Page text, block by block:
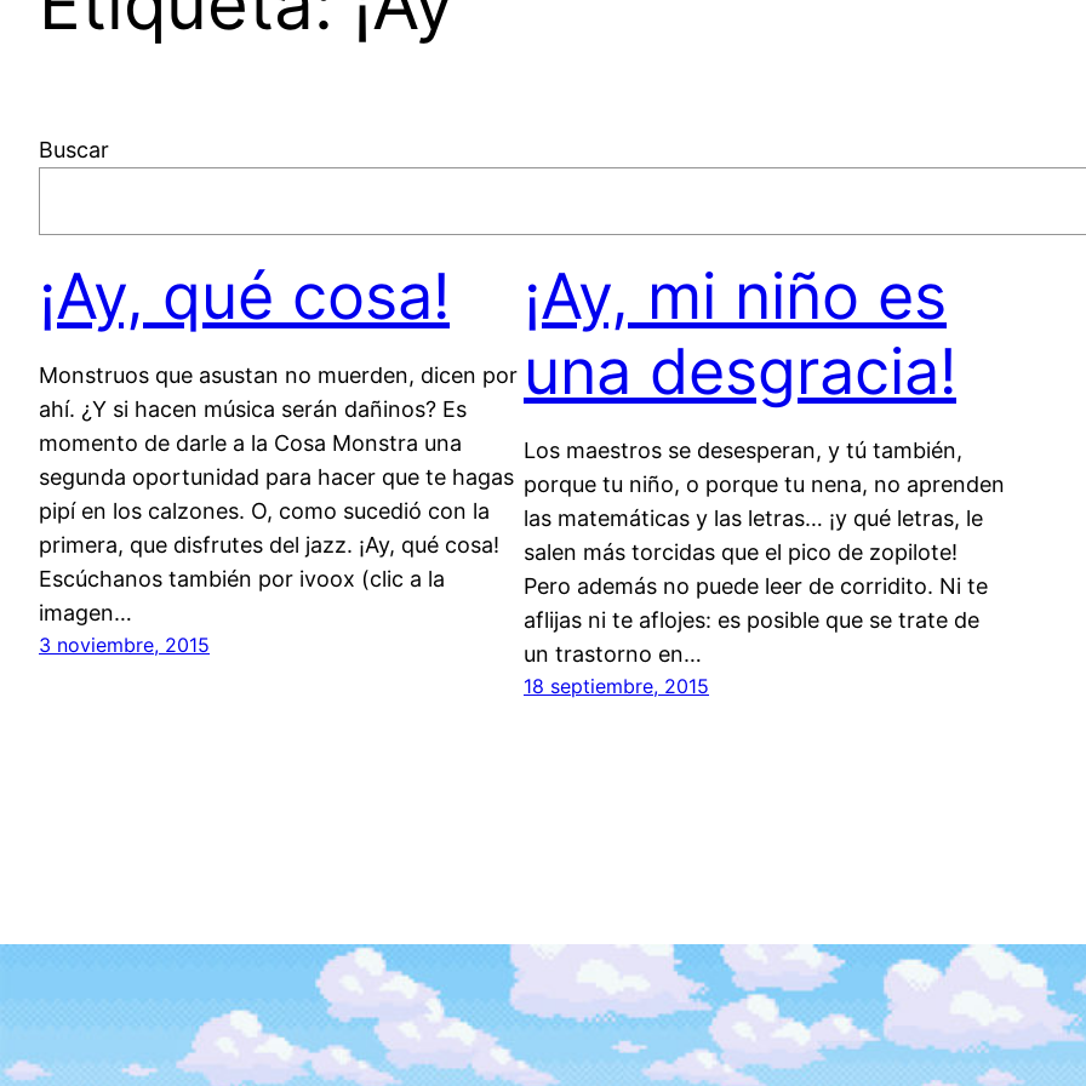
Buscar
¡Ay, qué cosa!
Monstruos que asustan no muerden, dicen por
ahí. ¿Y si hacen música serán dañinos? Es
momento de darle a la Cosa Monstra una
segunda oportunidad para hacer que te hagas
pipí en los calzones. O, como sucedió con la
primera, que disfrutes del jazz. ¡Ay, qué cosa!
Escúchanos también por ivoox (clic a la
imagen…
3 noviembre, 2015
¡Ay, mi niño es
una desgracia!
Los maestros se desesperan, y tú también,
porque tu niño, o porque tu nena, no aprenden
las matemáticas y las letras… ¡y qué letras, le
salen más torcidas que el pico de zopilote!
Pero además no puede leer de corridito. Ni te
aflijas ni te aflojes: es posible que se trate de
un trastorno en…
18 septiembre, 2015